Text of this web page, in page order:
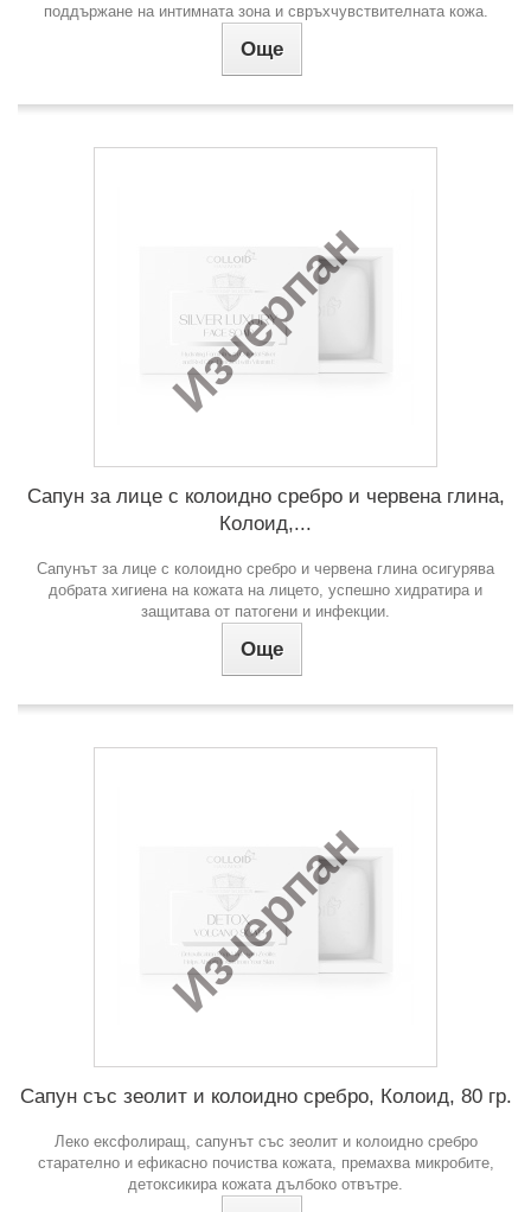
поддържане на интимната зона и свръхчувствителната кожа.
Още
Изчерпан
Сапун за лице с колоидно сребро и червена глина,
Колоид,...
Сапунът за лице с колоидно сребро и червена глина осигурява
добрата хигиена на кожата на лицето, успешно хидратира и
защитава от патогени и инфекции.
Още
Изчерпан
Сапун със зеолит и колоидно сребро, Колоид, 80 гр.
Леко ексфолиращ, сапунът със зеолит и колоидно сребро
старателно и ефикасно почиства кожата, премахва микробите,
детоксикира кожата дълбоко отвътре.